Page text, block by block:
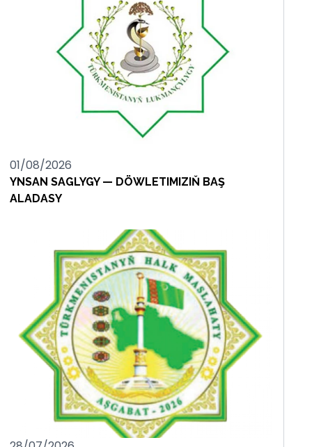
01/08/2026
YNSAN SAGLYGY — DÖWLETIMIZIŇ BAŞ
ALADASY